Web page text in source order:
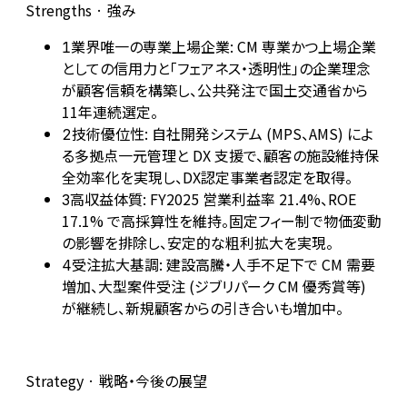
Strengths · 強み
1業界唯一の専業上場企業: CM 専業かつ上場企業
としての信用力と「フェアネス・透明性」の企業理念
が顧客信頼を構築し、公共発注で国土交通省から
11年連続選定。
2技術優位性: 自社開発システム (MPS、AMS) によ
る多拠点一元管理と DX 支援で、顧客の施設維持保
全効率化を実現し、DX認定事業者認定を取得。
3高収益体質: FY2025 営業利益率 21.4%、ROE
17.1% で高採算性を維持。固定フィー制で物価変動
の影響を排除し、安定的な粗利拡大を実現。
4受注拡大基調: 建設高騰・人手不足下で CM 需要
増加、大型案件受注 (ジブリパーク CM 優秀賞等)
が継続し、新規顧客からの引き合いも増加中。
Strategy · 戦略・今後の展望